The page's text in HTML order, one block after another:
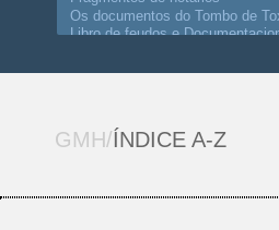
GMH/ÍNDICE A-Z